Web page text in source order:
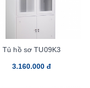
Tủ hồ sơ TU09K3
3.160.000 đ